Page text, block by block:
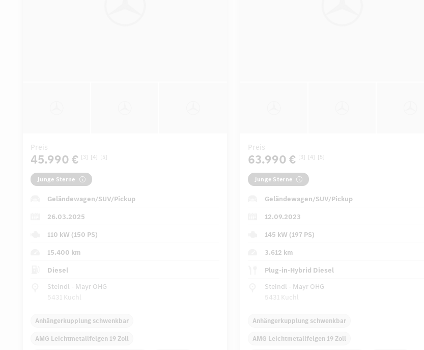
Preis
45.990 € [3] [4] [5]
Junge Sterne
Geländewagen/SUV/Pickup
26.03.2025
110 kW (150 PS)
15.400 km
Diesel
Steindl - Mayr OHG
5431 Kuchl
Anhängerkupplung schwenkbar
AMG Leichtmetallfelgen 19 Zoll
Preis
63.990 € [3] [4] [5]
Junge Sterne
Geländewagen/SUV/Pickup
12.09.2023
145 kW (197 PS)
3.612 km
Plug-in-Hybrid Diesel
Steindl - Mayr OHG
5431 Kuchl
Anhängerkupplung schwenkbar
AMG Leichtmetallfelgen 19 Zoll